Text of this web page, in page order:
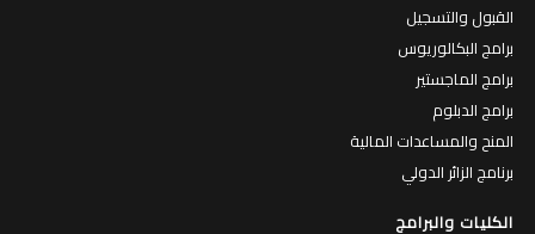
القبول والتسجيل
برامج البكالوريوس
برامج الماجستير
برامج الدبلوم
المنح والمساعدات المالية
برنامج الزائر الدولي
الكليات والبرامج